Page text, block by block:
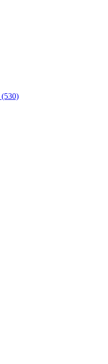
(530)